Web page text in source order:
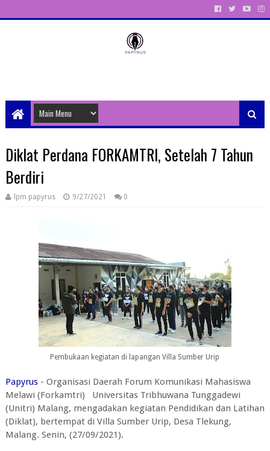
Diklat Perdana FORKAMTRI, Setelah 7 Tahun
Berdiri
lpm papyrus 9/27/2021 0
Pembukaan kegiatan di lapangan Villa Sumber Urip
Papyrus- Organisasi Daerah Forum Komunikasi Mahasiswa
Melawi (Forkamtri) Universitas Tribhuwana Tunggadewi
(Unitri) Malang, mengadakan kegiatan Pendidikan dan Latihan
(Diklat), bertempat di Villa Sumber Urip, Desa Tlekung,
Malang. Senin, (27/09/2021).